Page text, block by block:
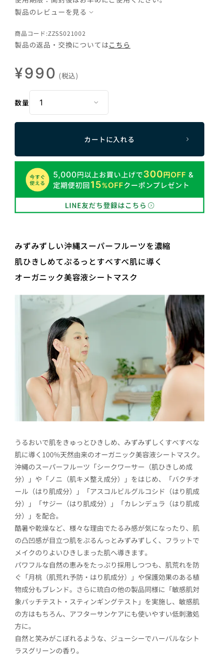
製品のレビューを見る
商品コード:ZZSS021002
製品の返品・交換についてはこちら
¥990 (税込)
数量
カートに入れる
みずみずしい沖縄スーパーフルーツを濃縮
肌ひきしめてぷるっとすべすべ肌に導く
オーガニック美容液シートマスク
うるおいで肌をきゅっとひきしめ、みずみずしくすべすべな
肌に導く100%天然由来のオーガニック美容液シートマスク。
沖縄のスーパーフルーツ「シークワーサー（肌ひきしめ成
分）」や「ノニ（肌キメ整え成分）」をはじめ、「バクチオ
ール（はり肌成分）」「アスコルビルグルコシド（はり肌成
分）」「サジー（はり肌成分）」「カレンデュラ（はり肌成
分）」を配合。
酷暑や乾燥など、様々な理由でたるみ感が気になったり、肌
の凸凹感が目立つ肌をぷるんっとみずみずしく、フラットで
メイクのりよいひきしまった肌へ導きます。
パワフルな自然の恵みをたっぷり採用しつつも、肌荒れを防
ぐ「月桃（肌荒れ予防・はり肌成分）」や保護効果のある植
物成分もブレンド。さらに琉白の他の製品同様に「敏感肌対
象パッチテスト・スティンギングテスト」を実施し、敏感肌
の方はもちろん、アフターサンケアにも使いやすい低刺激処
方に。
自然と笑みがこぼれるような、ジューシーでハーバルなシト
ラスグリーンの香り。